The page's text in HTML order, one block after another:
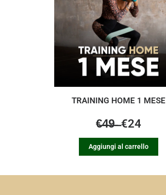
TRAINING HOME 1 MESE
€̶4̶9̶ ̶ €24
Aggiungi al carrello